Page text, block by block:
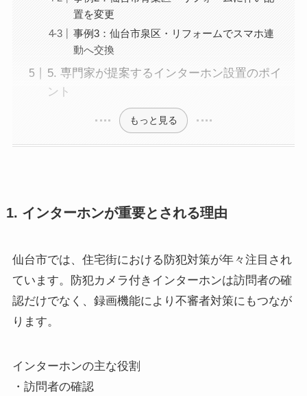
置を変更
事例3：仙台市泉区・リフォームでスマホ連
動へ交換
5. 専門家が提案するインターホン設置のポイ
ント
もっと見る
1. インターホンが重要とされる理由
仙台市では、住宅街における防犯対策が年々注目され
ています。防犯カメラ付きインターホンは訪問者の確
認だけでなく、録画機能により不審者対策にもつなが
ります。
インターホンの主な役割
・訪問者の確認